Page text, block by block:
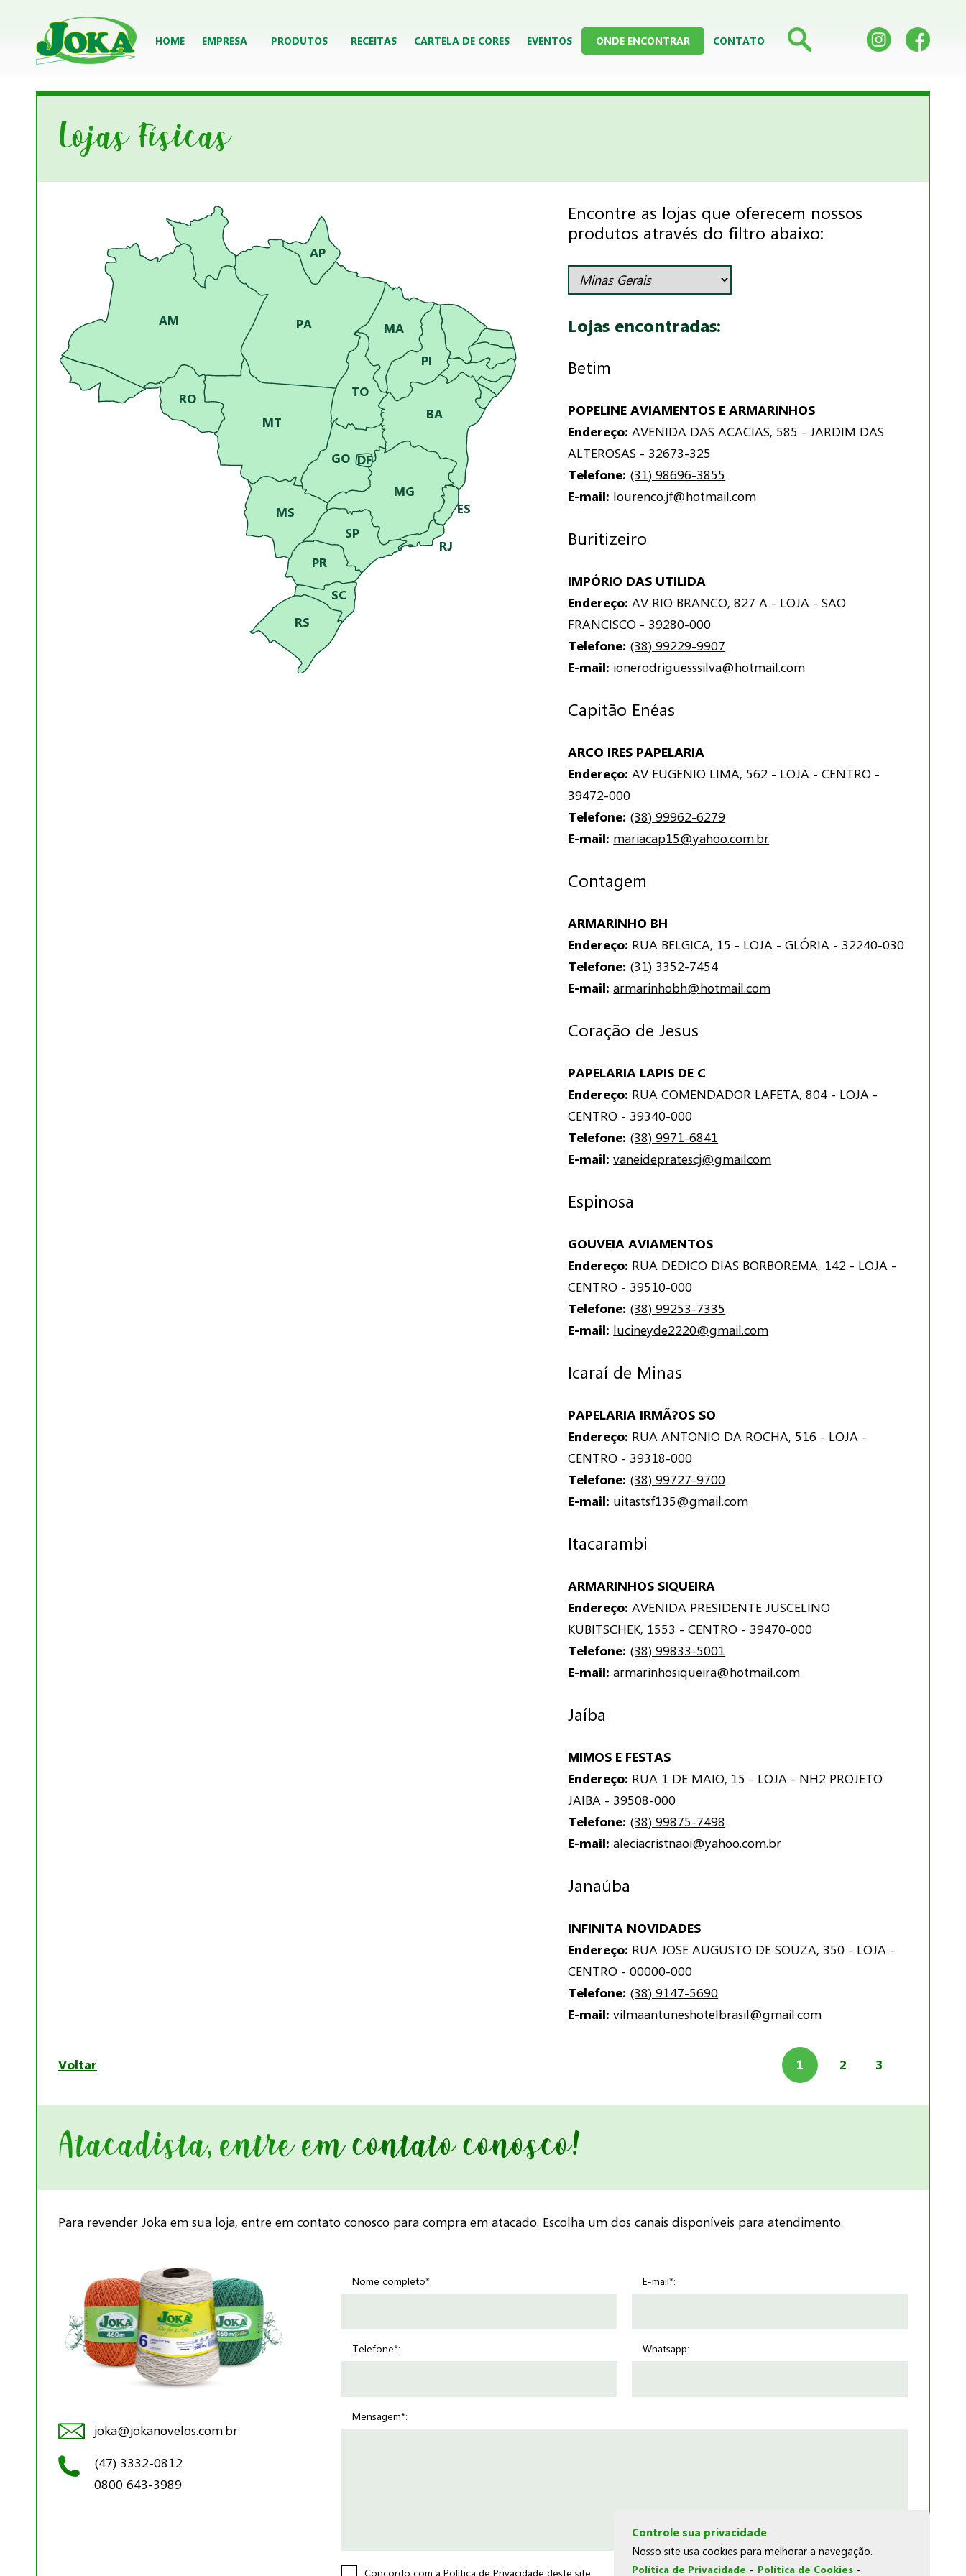
HOME EMPRESA PRODUTOS RECEITAS CARTELA DE CORES EVENTOS ONDE ENCONTRAR CONTATO
Lojas Físicas
TO
BA
PI
MA
AP
PA
AM
RO
MT
MS
GO
PR
SC
RS
SP
MG
RJ
ES
DF
Encontre as lojas que oferecem nossos
produtos através do filtro abaixo:
Lojas encontradas:
Betim
POPELINE AVIAMENTOS E ARMARINHOS
Endereço: AVENIDA DAS ACACIAS, 585 - JARDIM DAS
ALTEROSAS - 32673-325
Telefone: (31) 98696-3855
E-mail: lourenco.jf@hotmail.com
Buritizeiro
IMPÓRIO DAS UTILIDA
Endereço: AV RIO BRANCO, 827 A - LOJA - SAO
FRANCISCO - 39280-000
Telefone: (38) 99229-9907
E-mail: ionerodriguesssilva@hotmail.com
Capitão Enéas
ARCO IRES PAPELARIA
Endereço: AV EUGENIO LIMA, 562 - LOJA - CENTRO -
39472-000
Telefone: (38) 99962-6279
E-mail: mariacap15@yahoo.com.br
Contagem
ARMARINHO BH
Endereço: RUA BELGICA, 15 - LOJA - GLÓRIA - 32240-030
Telefone: (31) 3352-7454
E-mail: armarinhobh@hotmail.com
Coração de Jesus
PAPELARIA LAPIS DE C
Endereço: RUA COMENDADOR LAFETA, 804 - LOJA -
CENTRO - 39340-000
Telefone: (38) 9971-6841
E-mail: vaneidepratescj@gmailcom
Espinosa
GOUVEIA AVIAMENTOS
Endereço: RUA DEDICO DIAS BORBOREMA, 142 - LOJA -
CENTRO - 39510-000
Telefone: (38) 99253-7335
E-mail: lucineyde2220@gmail.com
Icaraí de Minas
PAPELARIA IRMÃ?OS SO
Endereço: RUA ANTONIO DA ROCHA, 516 - LOJA -
CENTRO - 39318-000
Telefone: (38) 99727-9700
E-mail: uitastsf135@gmail.com
Itacarambi
ARMARINHOS SIQUEIRA
Endereço: AVENIDA PRESIDENTE JUSCELINO
KUBITSCHEK, 1553 - CENTRO - 39470-000
Telefone: (38) 99833-5001
E-mail: armarinhosiqueira@hotmail.com
Jaíba
MIMOS E FESTAS
Endereço: RUA 1 DE MAIO, 15 - LOJA - NH2 PROJETO
JAIBA - 39508-000
Telefone: (38) 99875-7498
E-mail: aleciacristnaoi@yahoo.com.br
Janaúba
INFINITA NOVIDADES
Endereço: RUA JOSE AUGUSTO DE SOUZA, 350 - LOJA -
CENTRO - 00000-000
Telefone: (38) 9147-5690
E-mail: vilmaantuneshotelbrasil@gmail.com
Voltar 1 2 3
Atacadista, entre em contato conosco!
Para revender Joka em sua loja, entre em contato conosco para compra em atacado. Escolha um dos canais disponíveis para atendimento.
joka@jokanovelos.com.br
(47) 3332-0812
0800 643-3989
Nome completo*: E-mail*:
Telefone*: Whatsapp:
Mensagem*:
Concordo com aPolítica de Privacidade deste site.
Controle sua privacidade
Nosso site usa cookies para melhorar a navegação.
Política de Privacidade - Política de Cookies -